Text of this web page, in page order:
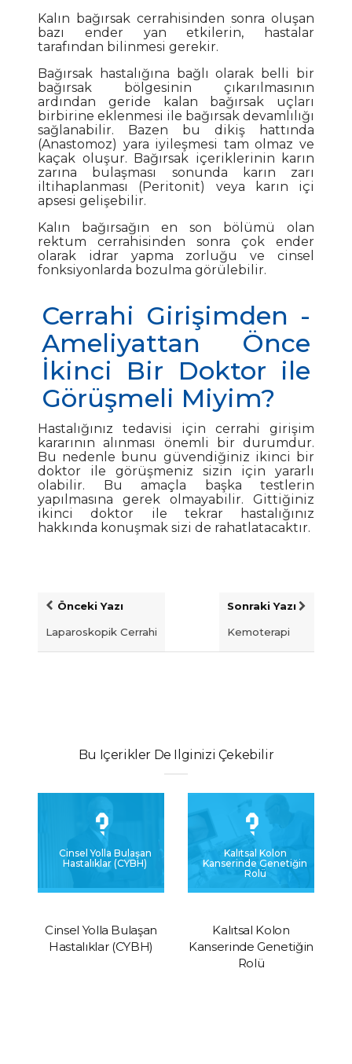
Kalın bağırsak cerrahisinden sonra oluşan
bazı ender yan etkilerin, hastalar
tarafından bilinmesi gerekir.
Bağırsak hastalığına bağlı olarak belli bir
bağırsak bölgesinin çıkarılmasının
ardından geride kalan bağırsak uçları
birbirine eklenmesi ile bağırsak devamlılığı
sağlanabilir. Bazen bu dikiş hattında
(Anastomoz) yara iyileşmesi tam olmaz ve
kaçak oluşur. Bağırsak içeriklerinin karın
zarına bulaşması sonunda karın zarı
iltihaplanması (Peritonit) veya karın içi
apsesi gelişebilir.
Kalın bağırsağın en son bölümü olan
rektum cerrahisinden sonra çok ender
olarak idrar yapma zorluğu ve cinsel
fonksiyonlarda bozulma görülebilir.
Cerrahi Girişimden -
Ameliyattan Önce
İkinci Bir Doktor ile
Görüşmeli Miyim?
Hastalığınız tedavisi için cerrahi girişim
kararının alınması önemli bir durumdur.
Bu nedenle bunu güvendiğiniz ikinci bir
doktor ile görüşmeniz sizin için yararlı
olabilir. Bu amaçla başka testlerin
yapılmasına gerek olmayabilir. Gittiğiniz
ikinci doktor ile tekrar hastalığınız
hakkında konuşmak sizi de rahatlatacaktır.
Sonraki Yazı
Kemoterapi
Önceki Yazı
Laparoskopik Cerrahi
Bu Içerikler De Ilginizi Çekebilir
Cinsel Yolla Bulaşan
Hastalıklar (CYBH)
Kalıtsal Kolon
Kanserinde Genetiğin
Rolü